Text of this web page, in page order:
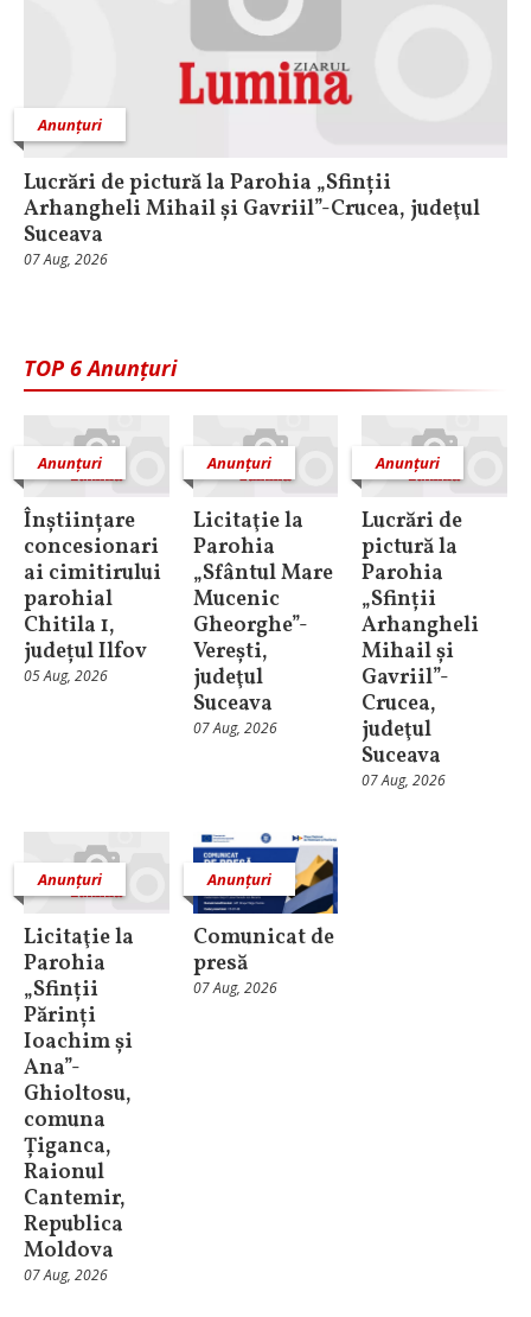
Anunțuri
Lucrări de pictură la Parohia „Sfinții
Arhangheli Mihail și Gavriil”-Crucea, judeţul
Suceava
07 Aug, 2026
TOP 6 Anunțuri
Anunțuri
Înștiințare
concesionari
ai cimitirului
parohial
Chitila 1,
județul Ilfov
05 Aug, 2026
Anunțuri
Licitaţie la
Parohia
„Sfântul Mare
Mucenic
Gheorghe”-
Verești,
judeţul
Suceava
07 Aug, 2026
Anunțuri
Lucrări de
pictură la
Parohia
„Sfinții
Arhangheli
Mihail și
Gavriil”-
Crucea,
judeţul
Suceava
07 Aug, 2026
Anunțuri
Licitaţie la
Parohia
„Sfinții
Părinți
Ioachim și
Ana”-
Ghioltosu,
comuna
Țiganca,
Raionul
Cantemir,
Republica
Moldova
07 Aug, 2026
Anunțuri
Comunicat de
presă
07 Aug, 2026